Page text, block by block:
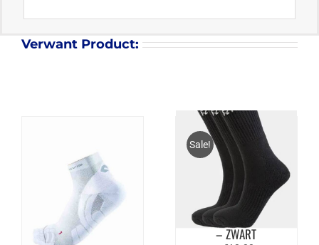
Verwant Product:
Sale!
FZ FORZA COMFORT
SOCK LONG 3 PACK
– ZWART